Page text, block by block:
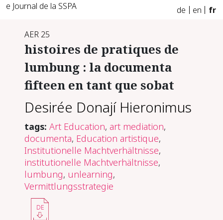
e Journal de la SSPA de en fr
AER 25
histoires de pratiques de
lumbung : la documenta
fifteen en tant que sobat
Desirée Donají Hieronimus
tags:Art Education, art mediation,
documenta, Education artistique,
Institutionelle Machtverhältnisse,
institutionelle Machtverhältnisse,
lumbung, unlearning,
Vermittlungsstrategie
DE